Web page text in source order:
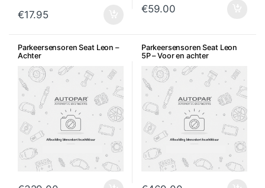
€17.95 €59.00
Parkeersensoren Seat Leon –
Achter
Parkeersensoren Seat Leon
5P – Voor en achter